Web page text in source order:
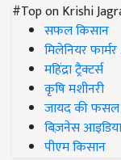
#Top on Krishi
सफल किसान
मिलेनियर
महिंद्रा ट्रैक्टर्स
कृषि मशीनरी
जायद की फसल
बिज़नेस
पीएम किसान